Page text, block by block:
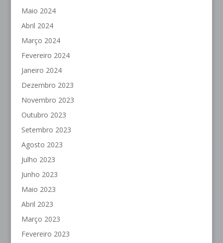
Maio 2024
Abril 2024
Março 2024
Fevereiro 2024
Janeiro 2024
Dezembro 2023
Novembro 2023
Outubro 2023
Setembro 2023
Agosto 2023
Julho 2023
Junho 2023
Maio 2023
Abril 2023
Março 2023
Fevereiro 2023